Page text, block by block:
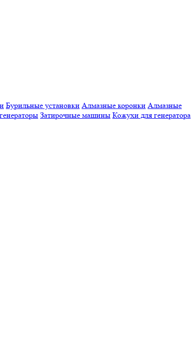
Бурильные установки Алмазные коронки Алмазные
Затирочные машины Кожухи для генератора